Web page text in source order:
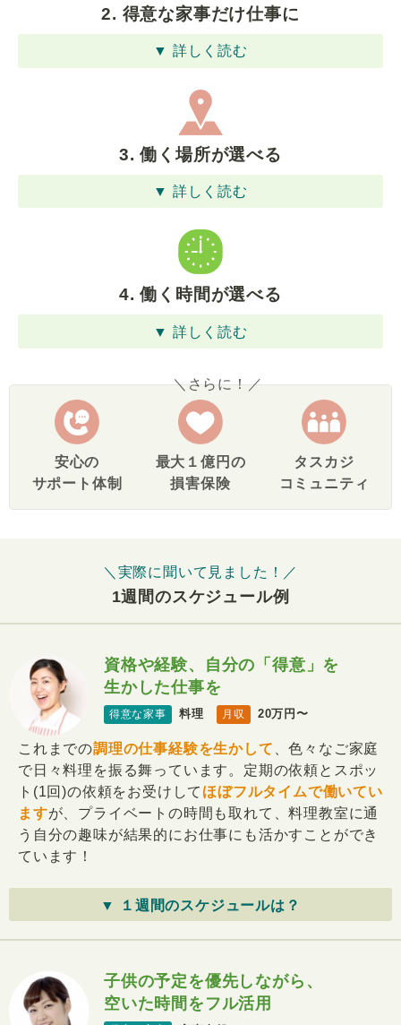
2. 得意な家事だけ仕事に
▼ 詳しく読む
3. 働く場所が選べる
▼ 詳しく読む
4. 働く時間が選べる
▼ 詳しく読む
＼さらに！／
安心の
サポート体制
最大１億円の
損害保険
タスカジ
コミュニティ
＼実際に聞いて見ました！／
1週間のスケジュール例
資格や経験、自分の「得意」を
生かした仕事を
得意な家事 料理 月収 20万円〜
これまでの調理の仕事経験を生かして 、色々なご家庭
で日々料理を振る舞っています。定期の依頼とスポッ
ト(1回)の依頼をお受けして ほぼフルタイムで働いてい
ますが、プライベートの時間も取れて、料理教室に通
う自分の趣味が結果的にお仕事にも活かすことができ
ています！
▼ １週間のスケジュールは？
子供の予定を優先しながら、
空いた時間をフル活用